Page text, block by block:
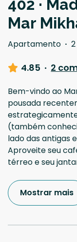
402 ·
Mar
Apartamento ·
4.85 · 2
Bem-vindo ao
pousada
(também
lado das antigas
Aproveite seu
térreo e seu
Mostrar mais